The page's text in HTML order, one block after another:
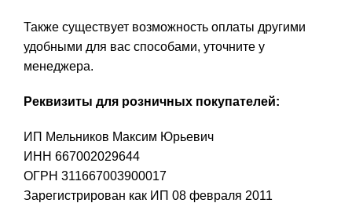
Также существует возможность оплаты другими
удобными для вас способами, уточните у
менеджера.
Реквизиты для розничных покупателей:
ИП Мельников Максим Юрьевич
ИНН 667002029644
ОГРН 311667003900017
Зарегистрирован как ИП 08 февраля 2011